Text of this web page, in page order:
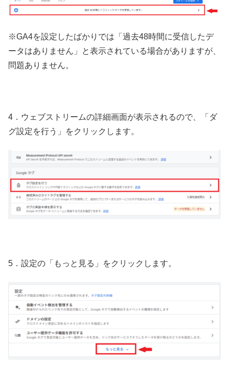
※GA4を設定したばかりでは「過去48時間に受信したデ
ータはありません」と表示されている場合がありますが、
問題ありません。
4．ウェブストリームの詳細画面が表示されるので、「ダ
グ設定を行う」をクリックします。
5．設定の「もっと見る」をクリックします。